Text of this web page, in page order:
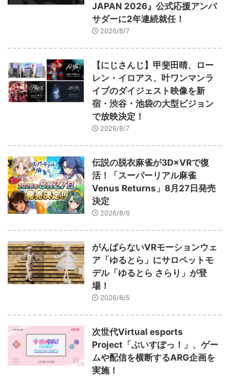
JAPAN 2026』公式応援アンバ
サダーに2年連続就任！
2026/8/7
【にじさんじ】甲斐田晴、ロー
レン・イロアス、叶ワンマンラ
イブのダイジェスト映像を新
宿・渋谷・池袋の大型ビジョン
で放映決定！
2026/8/7
伝説の脱衣麻雀が3D×VRで復
活！「スーパーリアル麻雀
Venus Returns」8月27日発売
決定
2026/8/6
がんばらないVRモーションウェ
ア「ゆるとら」にサロペットモ
デル「ゆるとら さらり」が登
場！
2026/8/5
次世代Virtual esports
Project「ぶいすぽっ！」、ゲー
ムや配信を横断するARG企画を
実施！